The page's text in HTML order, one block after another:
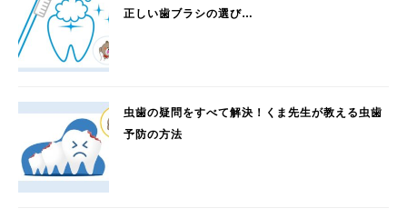
正しい歯ブラシの選び…
虫歯の疑問をすべて解決！くま先生が教える虫歯
予防の方法